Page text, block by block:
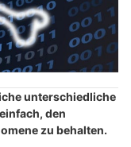
unterschiedliche
den
zu behalten.